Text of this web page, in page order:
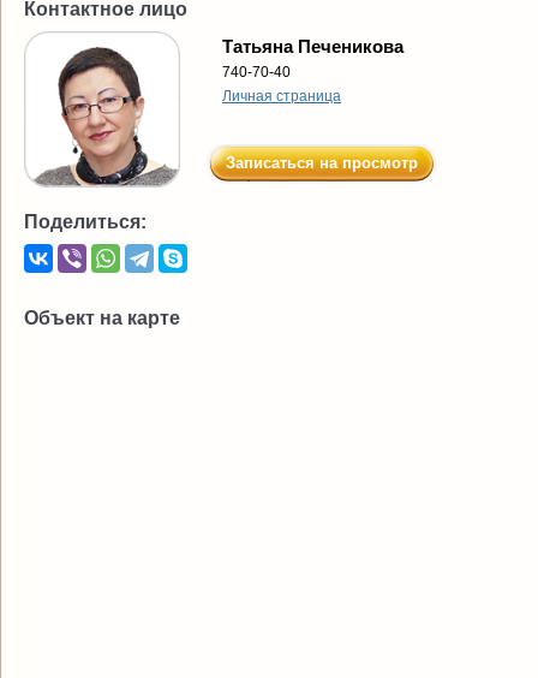
Контактное лицо
Татьяна Печеникова
740-70-40
Личная страница
Записаться на просмотр
Поделиться:
Объект на карте